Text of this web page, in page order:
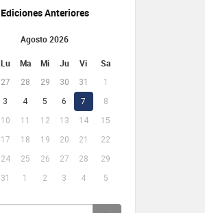
Ediciones Anteriores
Agosto 2026
Lu Ma Mi Ju Vi Sa
27 28 29 30 31
1
3 4 5 6 7
8
10 11 12 13 14
15
17 18 19 20 21
22
24 25 26 27 28
29
31 1 2 3 4 5